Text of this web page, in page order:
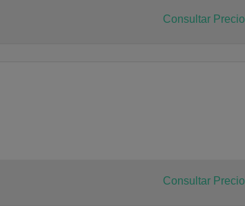
Consultar Precio
Consultar Precio